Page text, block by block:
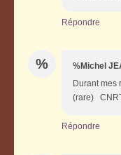
Répondre
% %Michel
Durant mes
(rare)
Répondre